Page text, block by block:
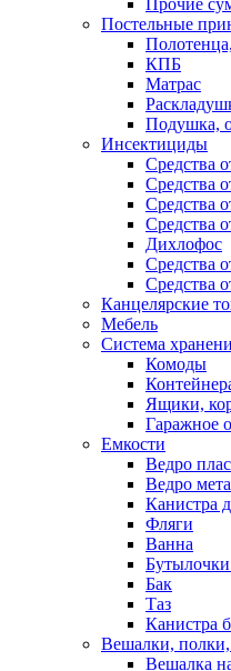
Прочие
Постельные
КПБ
Матрас
Подушка,
Инсектициды
Средства
Средства
Средства
Средства
Дихлофос
Средства
Средства
Канцелярские
Мебель
Система
Комоды
Ящики,
Гаражное
Емкости
Ведро
Ведро
Канистра
Фляги
Ванна
Бак
Таз
Канистра
Вешалки, полки,
Вешалка